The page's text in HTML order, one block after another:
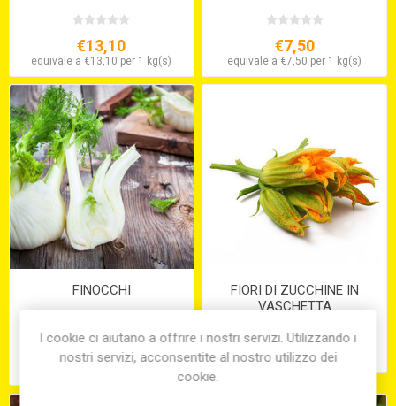
€13,10
equivale a €13,10 per 1 kg(s)
€7,50
equivale a €7,50 per 1 kg(s)
FINOCCHI
€7,40
FIORI DI ZUCCHINE IN
VASCHETTA
€5,25
I cookie ci aiutano a offrire i nostri servizi. Utilizzando i
nostri servizi, acconsentite al nostro utilizzo dei
cookie.